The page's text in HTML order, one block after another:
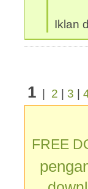
Iklan
1 2 3
FREE